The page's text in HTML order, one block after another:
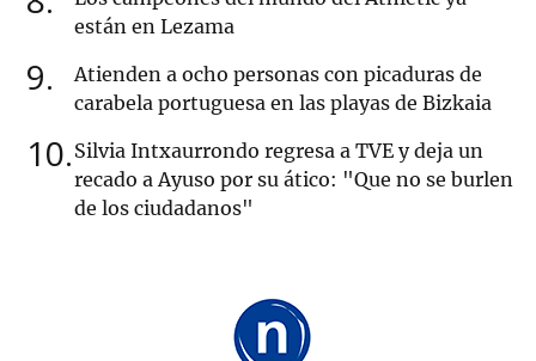
están en Lezama
9
Atienden a ocho personas con picaduras de
carabela portuguesa en las playas de Bizkaia
10 Silvia Intxaurrondo regresa a TVE y deja un
recado a Ayuso por su ático: "Que no se burlen
de los ciudadanos"